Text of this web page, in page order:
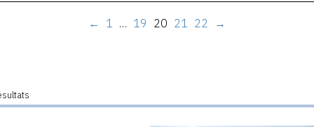
← 1 … 19 20 21 22 →